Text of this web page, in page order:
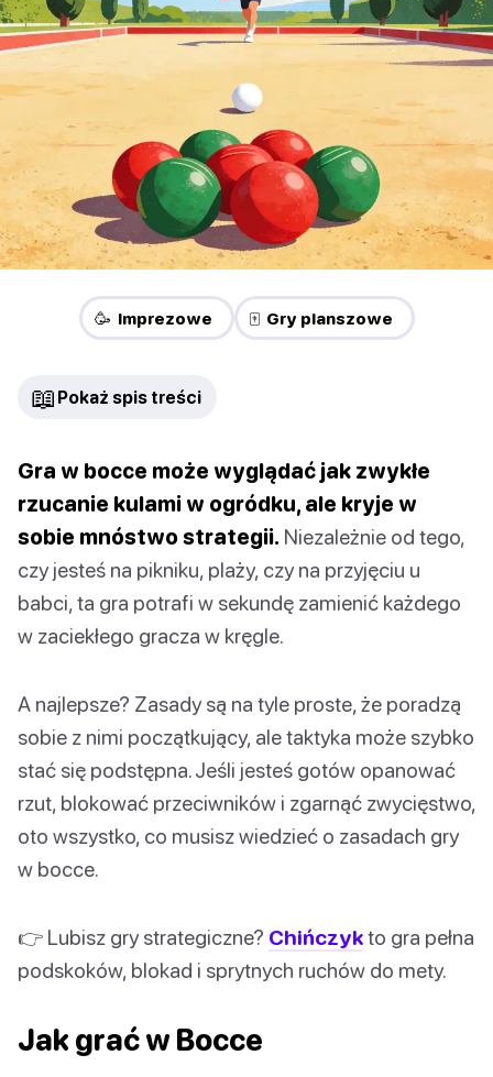
🥳 Imprezowe 🀄 Gry planszowe
📖 Pokaż spis treści
Gra w bocce może wyglądać jak zwykłe
rzucanie kulami w ogródku, ale kryje w
sobie mnóstwo strategii. Niezależnie od tego,
czy jesteś na pikniku, plaży, czy na przyjęciu u
babci, ta gra potrafi w sekundę zamienić każdego
w zaciekłego gracza w kręgle.
A najlepsze? Zasady są na tyle proste, że poradzą
sobie z nimi początkujący, ale taktyka może szybko
stać się podstępna. Jeśli jesteś gotów opanować
rzut, blokować przeciwników i zgarnąć zwycięstwo,
oto wszystko, co musisz wiedzieć o zasadach gry
w bocce.
👉 Lubisz gry strategiczne? Chińczykto gra pełna
podskoków, blokad i sprytnych ruchów do mety.
Jak grać w Bocce